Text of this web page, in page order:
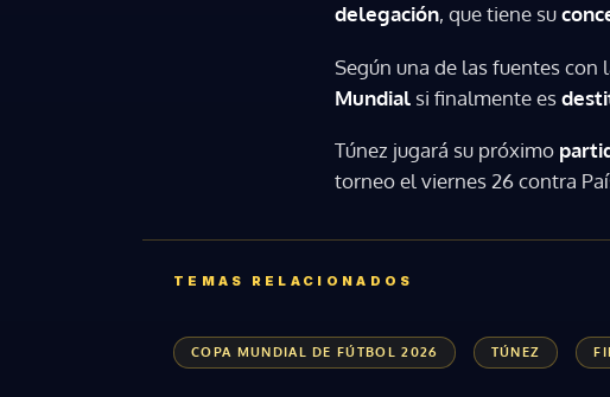
delegación, que tiene su
Según una de las fuentes con
Mundial si finalmente es
Túnez jugará su próximo
torneo el viernes 26 contra
TEMAS RELACIONADOS
COPA MUNDIAL DE FÚTBOL 2026 TÚNEZ